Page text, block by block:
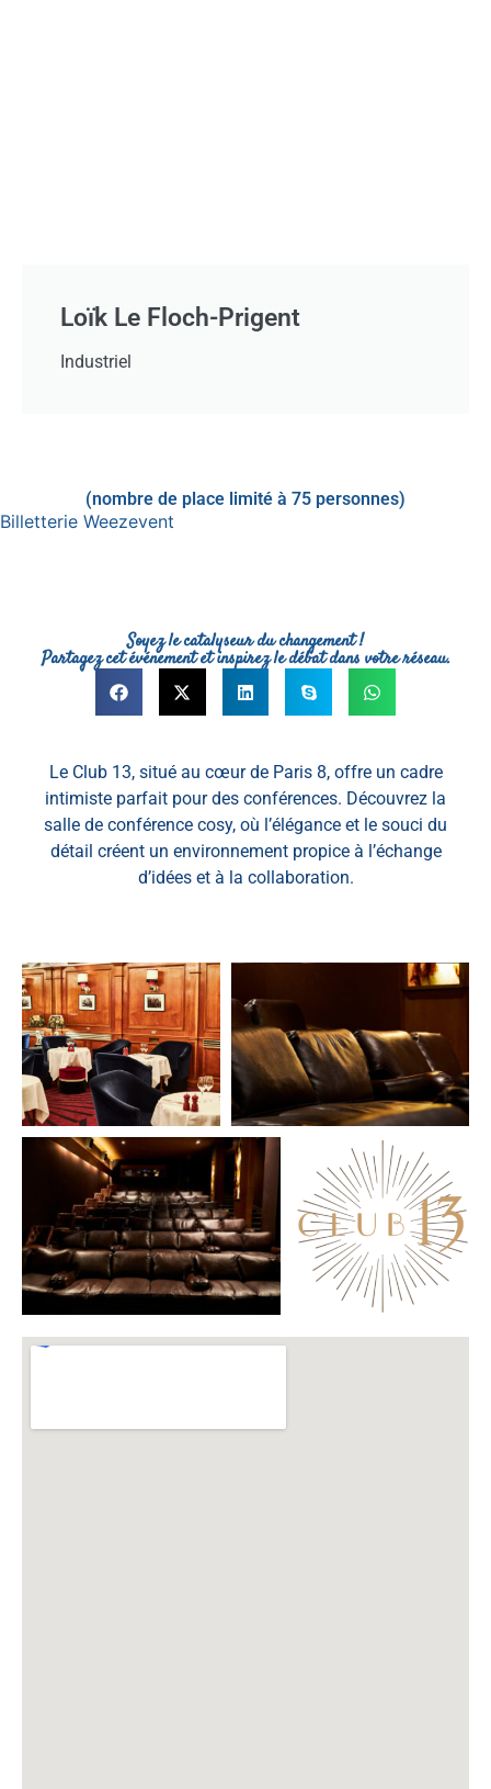
Loïk Le Floch-Prigent
Industriel
(nombre de place limité à 75 personnes)
Billetterie Weezevent
Soyez le catalyseur du changement !
Partagez cet événement et inspirez le débat dans votre réseau.
Le Club 13, situé au cœur de Paris 8, offre un cadre
intimiste parfait pour des conférences. Découvrez la
salle de conférence cosy, où l’élégance et le souci du
détail créent un environnement propice à l’échange
d’idées et à la collaboration.